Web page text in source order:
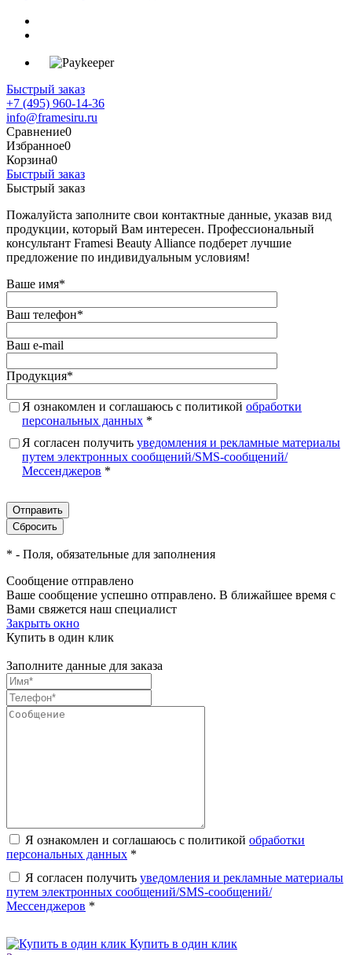
Быстрый заказ
+7 (495) 960-14-36
info@framesiru.ru
Сравнение0
Избранное0
Корзина0
Быстрый заказ
Быстрый заказ
Пожалуйста заполните свои контактные данные, указав вид
продукции, который Вам интересен. Профессиональный
консультант Framesi Beauty Alliance подберет лучшие
предложение по индивидуальным условиям!
Ваше имя*
Ваш телефон*
Ваш e-mail
Продукция*
Я ознакомлен и соглашаюсь с политикой обработки
персональных данных *
Я согласен получить уведомления и рекламные материалы
путем электронных сообщений/SMS-сообщений/
Мессенджеров *
* - Поля, обязательные для заполнения
Сообщение отправлено
Ваше сообщение успешно отправлено. В ближайшее время с
Вами свяжется наш специалист
Закрыть окно
Купить в один клик
Заполните данные для заказа
Я ознакомлен и соглашаюсь с политикой обработки
персональных данных *
Я согласен получить уведомления и рекламные материалы
путем электронных сообщений/SMS-сообщений/
Мессенджеров *
Купить в один клик